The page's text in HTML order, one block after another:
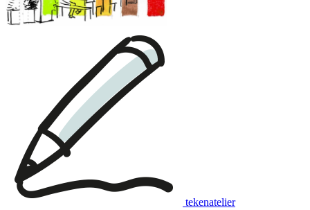
tekenatelier